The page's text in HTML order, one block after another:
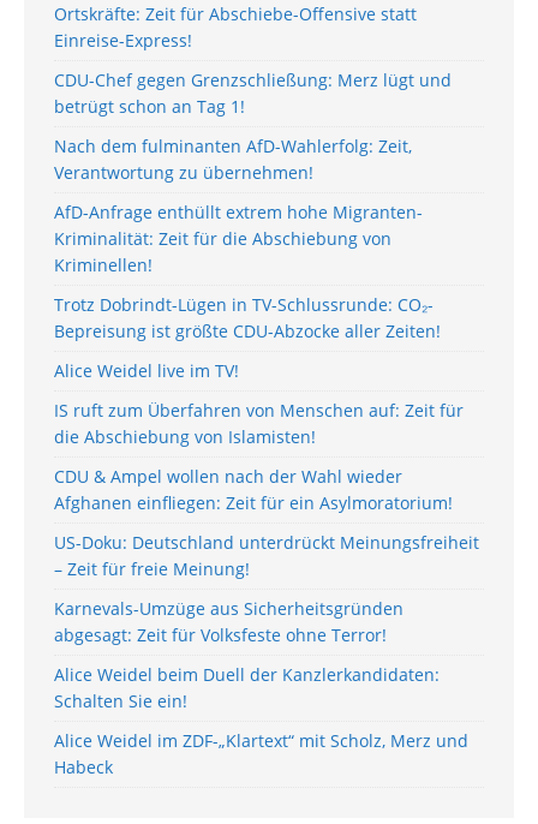
Ortskräfte: Zeit für Abschiebe-Offensive statt
Einreise-Express!
CDU-Chef gegen Grenzschließung: Merz lügt und
betrügt schon an Tag 1!
Nach dem fulminanten AfD-Wahlerfolg: Zeit,
Verantwortung zu übernehmen!
AfD-Anfrage enthüllt extrem hohe Migranten-
Kriminalität: Zeit für die Abschiebung von
Kriminellen!
Trotz Dobrindt-Lügen in TV-Schlussrunde: CO₂-
Bepreisung ist größte CDU-Abzocke aller Zeiten!
Alice Weidel live im TV!
IS ruft zum Überfahren von Menschen auf: Zeit für
die Abschiebung von Islamisten!
CDU & Ampel wollen nach der Wahl wieder
Afghanen einfliegen: Zeit für ein Asylmoratorium!
US-Doku: Deutschland unterdrückt Meinungsfreiheit
– Zeit für freie Meinung!
Karnevals-Umzüge aus Sicherheitsgründen
abgesagt: Zeit für Volksfeste ohne Terror!
Alice Weidel beim Duell der Kanzlerkandidaten:
Schalten Sie ein!
Alice Weidel im ZDF-„Klartext“ mit Scholz, Merz und
Habeck